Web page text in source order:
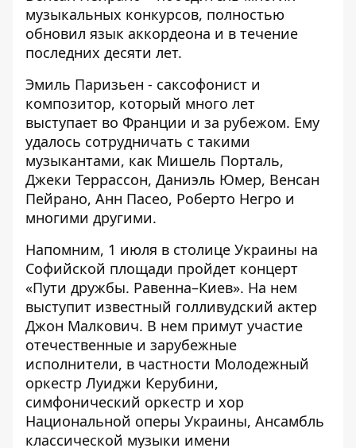
музыкальных конкурсов, полностью
обновил язык аккордеона и в течение
последних десяти лет.
Эмиль Паризьен - саксофонист и
композитор, который много лет
выступает во Франции и за рубежом. Ему
удалось сотрудничать с такими
музыкантами, как Мишель Порталь,
Джеки Террассон, Даниэль Юмер, Венсан
Пейрано, Анн Пасео, Роберто Негро и
многими другими.
Напомним, 1 июля в столице Украины на
Софийской площади пройдет концерт
«Пути дружбы. Равенна–Киев». На нем
выступит известный голливудский актер
Джон Малкович. В нем примут участие
отечественные и зарубежные
исполнители, в частности Молодежный
оркестр Луиджи Керубини,
симфонический оркестр и хор
Национальной оперы Украины, Ансамбль
классической музыки имени